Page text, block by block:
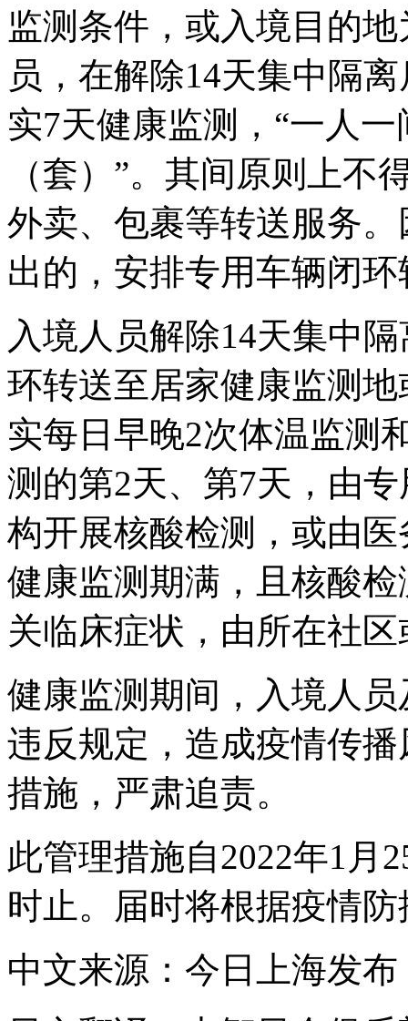
监测条件，或入境目的
员，在解除14天集中隔
实7天健康监测，“一人
（套）”。其间原则上不
外卖、包裹等转送服务
出的，安排专用车辆闭环
入境人员解除14天集中
环转送至居家健康监测
实每日早晚2次体温监测
测的第2天、第7天，由
构开展核酸检测，或由
健康监测期满，且核酸
关临床症状，由所在社
健康监测期间，入境人
违反规定，造成疫情传
措施，严肃追责。
此管理措施自2022年1月
时止。届时将根据疫情
中文来源：今日上海发布